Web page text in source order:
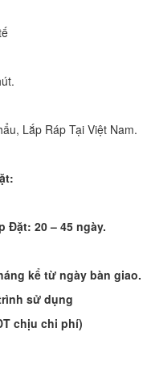
Lắp Ráp Tại Việt Nam.
Đặt: 20 – 45 ngày.
kể từ ngày bàn giao.
sử dụng
chịu chi phí)